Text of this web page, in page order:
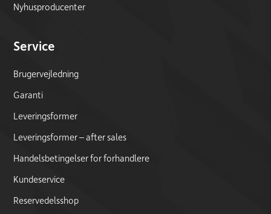
Nyhusproducenter
Service
Brugervejledning
Garanti
Leveringsformer
Leveringsformer – after sales
Handelsbetingelser for forhandlere
Kundeservice
Reservedelsshop